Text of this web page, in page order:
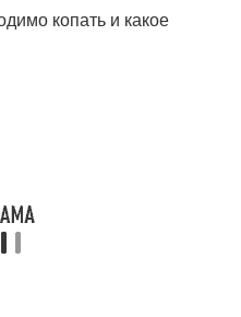
копать и какое